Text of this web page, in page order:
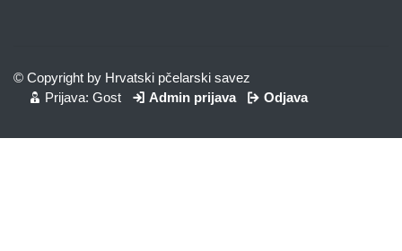
© Copyright by Hrvatski pčelarski savez
Prijava: Gost
Admin prijava Odjava